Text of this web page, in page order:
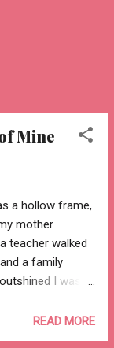
Mine
a hollow frame,
mother
teacher walked
a family
I was a
on with
READ MORE